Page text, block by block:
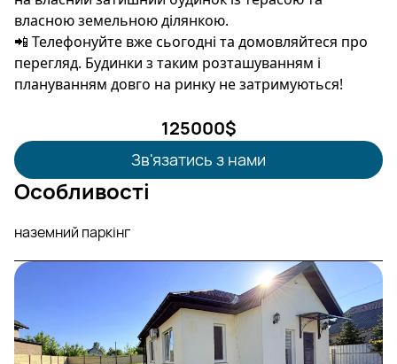
власною земельною ділянкою.
📲 Телефонуйте вже сьогодні та домовляйтеся про
перегляд. Будинки з таким розташуванням і
плануванням довго на ринку не затримуються!
125000$
Зв'язатись з нами
Особливості
наземний паркінг